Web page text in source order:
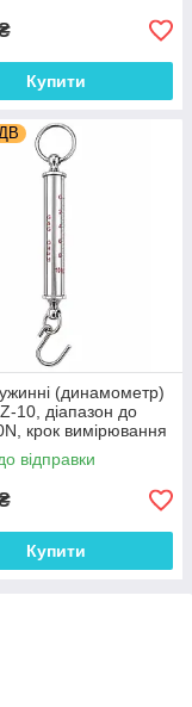
Купити
(динамометр)
10, діапазон до
крок вимірювання
Німеччина
відправки
Купити